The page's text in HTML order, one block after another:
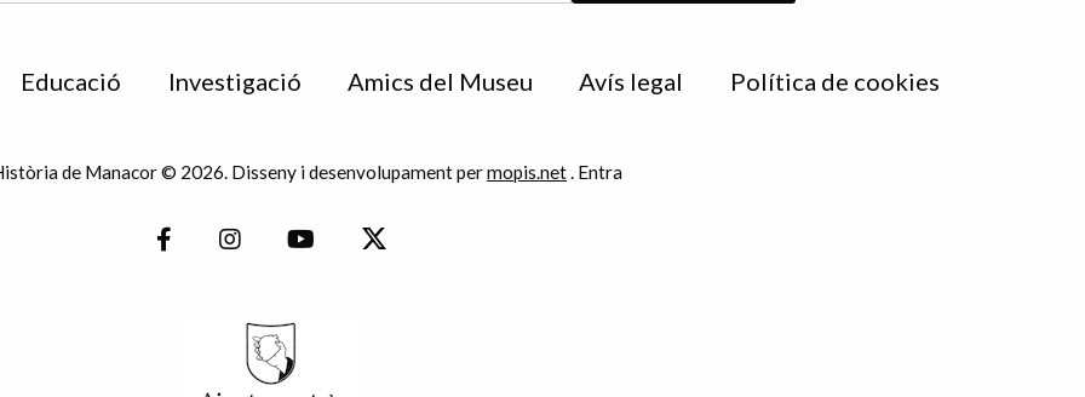
Educació Investigació Amics del Museu Avís legal Política de cookies
de Manacor © 2026. Disseny i desenvolupament permopis.net. Entra